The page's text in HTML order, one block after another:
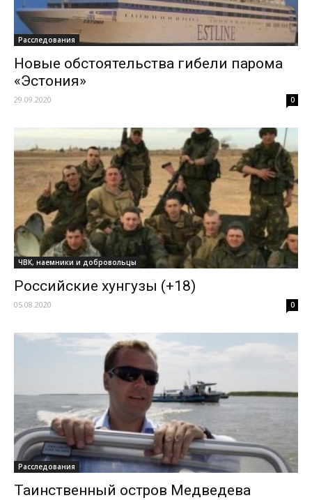
Расследования
Новые обстоятельства гибели парома
«Эстония»
29.09.2020 0
ЧВК, наемники и добровольцы
Российские хунгузы (+18)
05.08.2020 0
Расследования
Таинственный остров Медведева